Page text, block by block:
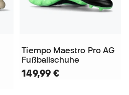
Tiempo Maestro Pro AG
Fußballschuhe
149,99 €